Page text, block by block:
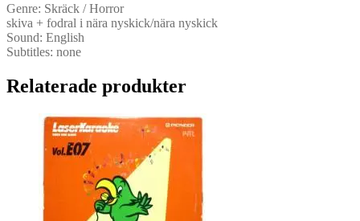
Genre: Skräck / Horror
skiva + fodral i nära nyskick/nära nyskick
Sound: English
Subtitles: none
Relaterade produkter